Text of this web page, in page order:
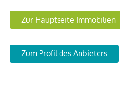
Zur Hauptseite Immobilien
Zum Profil des Anbieters